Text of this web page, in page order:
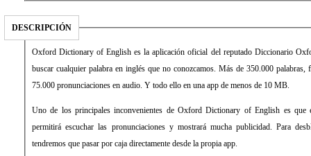
DESCRIPCIÓN
Oxford Dictionary of English es la aplicación oficial del reputado Diccionario
buscar cualquier palabra en inglés que no conozcamos. Más de 350.000
75.000 pronunciaciones en audio. Y todo ello en una app de menos de 10 MB.
Uno de los principales inconvenientes de Oxford Dictionary of English es que
permitirá escuchar las pronunciaciones y mostrará mucha publicidad. Para
tendremos que pasar por caja directamente desde la propia app.